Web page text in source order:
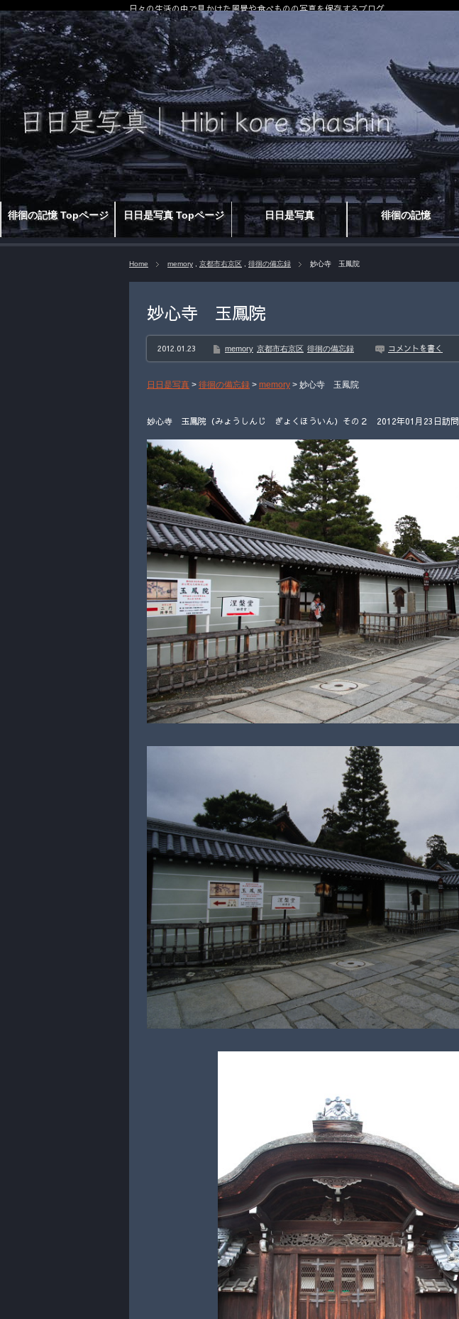
徘徊の記憶 Topページ 日日是写真 Topページ 日日是写真 徘徊の記憶
日々の生活の中で見かけた風景や食べものの写真を保存するブログ
Home memory 京都市右京区 徘徊の備忘録 妙心寺 玉鳳院
妙心寺 玉鳳院
2012.01.23 memory 京都市右京区 徘徊の備忘録 コメントを書く
日日是写真 > 徘徊の備忘録 > memory > 妙心寺 玉鳳院
妙心寺 玉鳳院（みょうしんじ ぎょくほういん）その２ 2012年01月23日訪問